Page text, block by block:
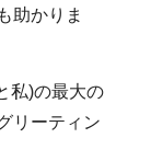
助かりま
私)の最大の
リーティン